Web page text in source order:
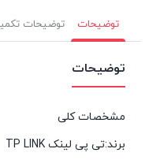
توضیحات توضیحات
توضیحات
مشخصات کلی
برند:تی پی لینک TP LINK